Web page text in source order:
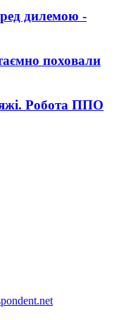
дилемою -
поховали
Робота ППО